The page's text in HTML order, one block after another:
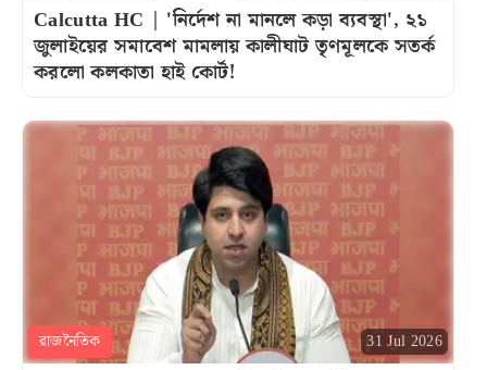
Calcutta HC | 'নির্দেশ না মানলে কড়া ব্যবস্থা', ২১
জুলাইয়ের সমাবেশ মামলায় কালীঘাট তৃণমূলকে সতর্ক
করলো কলকাতা হাই কোর্ট!
রাজনৈতিক 31 Jul 2026